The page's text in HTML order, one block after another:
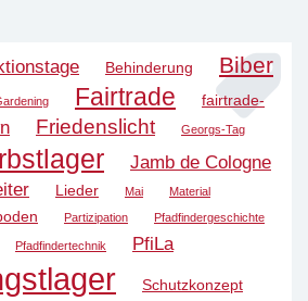
Behinderung Biber
Fairtrade
fairtrade-
Friedenslicht Georgs-Tag
Jamb de Cologne
Lieder Mai
Material
Partizipation Pfadfindergeschichte
Pfadfindertechnik
PfiLa
Schutzkonzept